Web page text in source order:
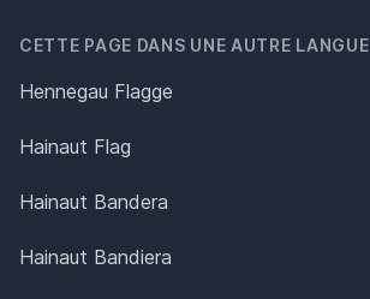
CETTE PAGE DANS UNE AUTRE LANGUE
Hennegau Flagge
Hainaut Flag
Hainaut Bandera
Hainaut Bandiera